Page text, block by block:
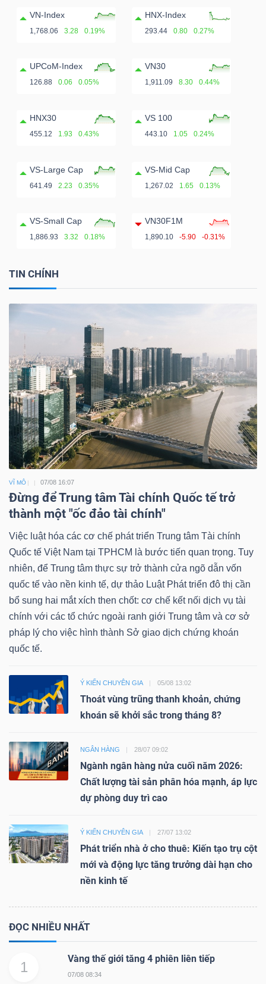
VN-Index
1,768.06 3.28 0.19%
HNX-Index
293.44 0.80 0.27%
UPCoM-Index
126.88 0.06 0.05%
VN30
1,911.09 8.30 0.44%
HNX30
455.12 1.93 0.43%
VS 100
443.10 1.05 0.24%
VS-Large Cap
641.49 2.23 0.35%
VS-Mid Cap
1,267.02 1.65 0.13%
VS-Small Cap
1,886.93 3.32 0.18%
VN30F1M
1,890.10 -5.90 -0.31%
TIN CHÍNH
VĨ MÔ 07/08 16:07
Đừng để Trung tâm Tài chính Quốc tế trở
thành một "ốc đảo tài chính"
Việc luật hóa các cơ chế phát triển Trung tâm Tài chính
Quốc tế Việt Nam tại TPHCM là bước tiến quan trọng. Tuy
nhiên, để Trung tâm thực sự trở thành cửa ngõ dẫn vốn
quốc tế vào nền kinh tế, dự thảo Luật Phát triển đô thị cần
bổ sung hai mắt xích then chốt: cơ chế kết nối dịch vụ tài
chính với các tổ chức ngoài ranh giới Trung tâm và cơ sở
pháp lý cho việc hình thành Sở giao dịch chứng khoán
quốc tế.
Ý KIẾN CHUYÊN GIA 05/08 13:02
Thoát vùng trũng thanh khoản, chứng
khoán sẽ khởi sắc trong tháng 8?
NGÂN HÀNG 28/07 09:02
Ngành ngân hàng nửa cuối năm 2026:
Chất lượng tài sản phân hóa mạnh, áp lực
dự phòng duy trì cao
Ý KIẾN CHUYÊN GIA 27/07 13:02
Phát triển nhà ở cho thuê: Kiến tạo trụ cột
mới và động lực tăng trưởng dài hạn cho
nền kinh tế
ĐỌC NHIỀU NHẤT
1
Vàng thế giới tăng 4 phiên liên tiếp
07/08 08:34